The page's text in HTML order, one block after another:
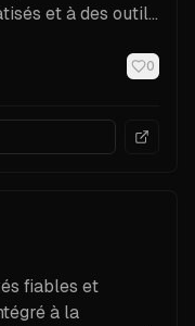
et à des outils
0
fiables et
à la